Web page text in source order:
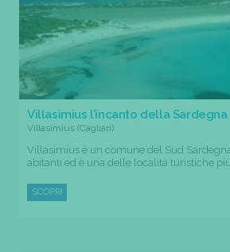
Villasimius l’incanto della Sardegna
Villasimius (Cagliari)
Villasimius è un comune del Sud
abitanti ed è una delle località turistiche più
SCOPRI